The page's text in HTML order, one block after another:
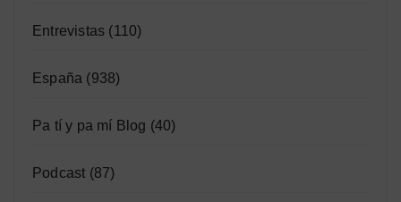
Entrevistas (110)
España (938)
Pa tí y pa mí Blog (40)
Podcast (87)